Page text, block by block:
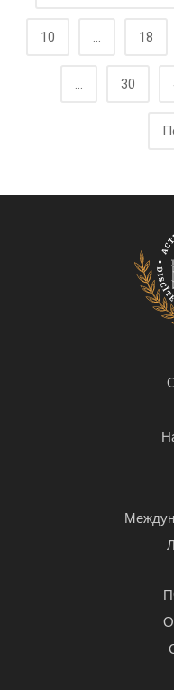
10 ... 18
... 30